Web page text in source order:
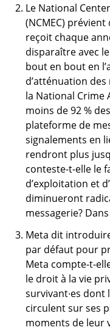
Le National
(NCMEC) prévient
reçoit chaque
disparaître avec
bout en bout en
d’atténuation
la National Crime
moins de 92 %
plateforme de
signalements en
rendront plus
conteste-t-elle le
d’exploitation et
diminueront
messagerie?
Meta dit
par défaut pour
Meta compte-t-
le droit à la vie
survivant·es dont
circulent sur ses
moments de leur